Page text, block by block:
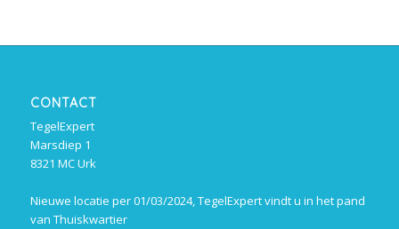
CONTACT
TegelExpert
Marsdiep 1
8321 MC Urk
Nieuwe locatie per 01/03/2024, TegelExpert vindt u in het pand
van Thuiskwartier